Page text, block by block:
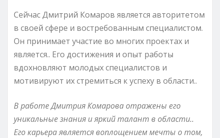
Сейчас Дмитрий Комаров является авторитетом
в своей сфере и востребованным специалистом.
Он принимает участие во многих проектах и
является.. Его достижения и опыт работы
вдохновляют молодых специалистов и
мотивируют их стремиться к успеху в области..
В работе Дмитрия Комарова отражены его
уникальные знания и яркий талант в области..
Его карьера является воплощением мечты о том,